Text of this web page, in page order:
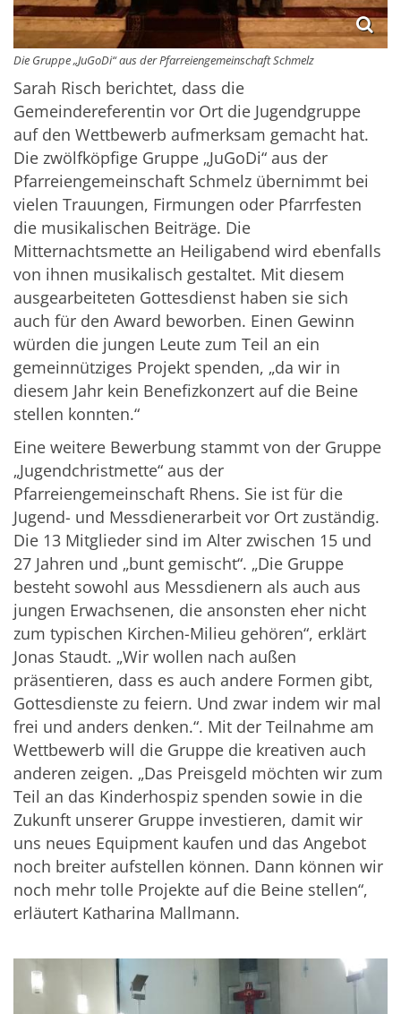
Die Gruppe „JuGoDi“ aus der Pfarreiengemeinschaft Schmelz
Sarah Risch berichtet, dass die
Gemeindereferentin vor Ort die Jugendgruppe
auf den Wettbewerb aufmerksam gemacht hat.
Die zwölfköpfige Gruppe „JuGoDi“ aus der
Pfarreiengemeinschaft Schmelz übernimmt bei
vielen Trauungen, Firmungen oder Pfarrfesten
die musikalischen Beiträge. Die
Mitternachtsmette an Heiligabend wird ebenfalls
von ihnen musikalisch gestaltet. Mit diesem
ausgearbeiteten Gottesdienst haben sie sich
auch für den Award beworben. Einen Gewinn
würden die jungen Leute zum Teil an ein
gemeinnütziges Projekt spenden, „da wir in
diesem Jahr kein Benefizkonzert auf die Beine
stellen konnten.“
Eine weitere Bewerbung stammt von der Gruppe
„Jugendchristmette“ aus der
Pfarreiengemeinschaft Rhens. Sie ist für die
Jugend- und Messdienerarbeit vor Ort zuständig.
Die 13 Mitglieder sind im Alter zwischen 15 und
27 Jahren und „bunt gemischt“. „Die Gruppe
besteht sowohl aus Messdienern als auch aus
jungen Erwachsenen, die ansonsten eher nicht
zum typischen Kirchen-Milieu gehören“, erklärt
Jonas Staudt. „Wir wollen nach außen
präsentieren, dass es auch andere Formen gibt,
Gottesdienste zu feiern. Und zwar indem wir mal
frei und anders denken.“. Mit der Teilnahme am
Wettbewerb will die Gruppe die kreativen auch
anderen zeigen. „Das Preisgeld möchten wir zum
Teil an das Kinderhospiz spenden sowie in die
Zukunft unserer Gruppe investieren, damit wir
uns neues Equipment kaufen und das Angebot
noch breiter aufstellen können. Dann können wir
noch mehr tolle Projekte auf die Beine stellen“,
erläutert Katharina Mallmann.